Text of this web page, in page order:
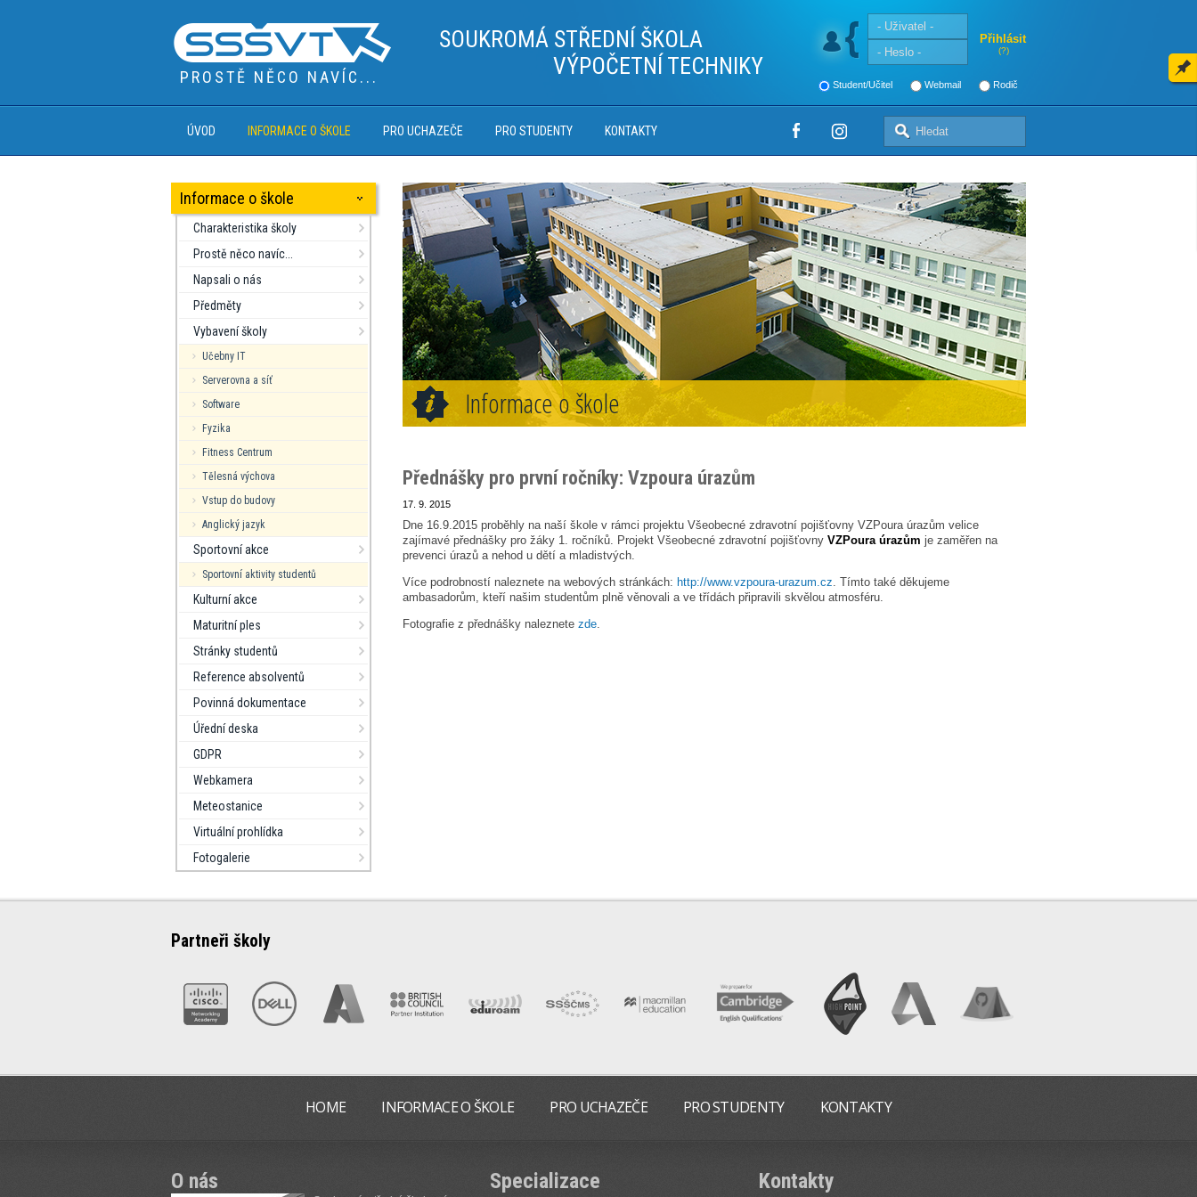
PROSTĚ NĚCO NAVÍC...
SOUKROMÁ STŘEDNÍ ŠKOLA
VÝPOČETNÍ TECHNIKY
Přihlásit
(?)
Student/Učitel Webmail Rodič
ÚVOD INFORMACE O ŠKOLE PRO UCHAZEČE PRO STUDENTY KONTAKTY
Informace o škole
Charakteristika školy
Prostě něco navíc...
Napsali o nás
Předměty
Vybavení školy
Učebny IT
Serverovna a síť
Software
Fyzika
Fitness Centrum
Tělesná výchova
Vstup do budovy
Anglický jazyk
Sportovní akce
Sportovní aktivity studentů
Kulturní akce
Maturitní ples
Stránky studentů
Reference absolventů
Povinná dokumentace
Úřední deska
GDPR
Webkamera
Meteostanice
Virtuální prohlídka
Fotogalerie
Informace o škole
Přednášky pro první ročníky: Vzpoura úrazům
17. 9. 2015
Dne 16.9.2015 proběhly na naší škole v rámci projektu Všeobecné zdravotní pojišťovny VZPoura úrazům velice
zajímavé přednášky pro žáky 1. ročníků. Projekt Všeobecné zdravotní pojišťovny VZPoura úrazům je zaměřen na
prevenci úrazů a nehod u dětí a mladistvých.
Více podrobností naleznete na webových stránkách: http://www.vzpoura-urazum.cz . Tímto také děkujeme
ambasadorům, kteří našim studentům plně věnovali a ve třídách připravili skvělou atmosféru.
Fotografie z přednášky naleznete zde
Partneři školy
HOME INFORMACE O ŠKOLE PRO UCHAZEČE PRO STUDENTY KONTAKTY
O nás Specializace Kontakty